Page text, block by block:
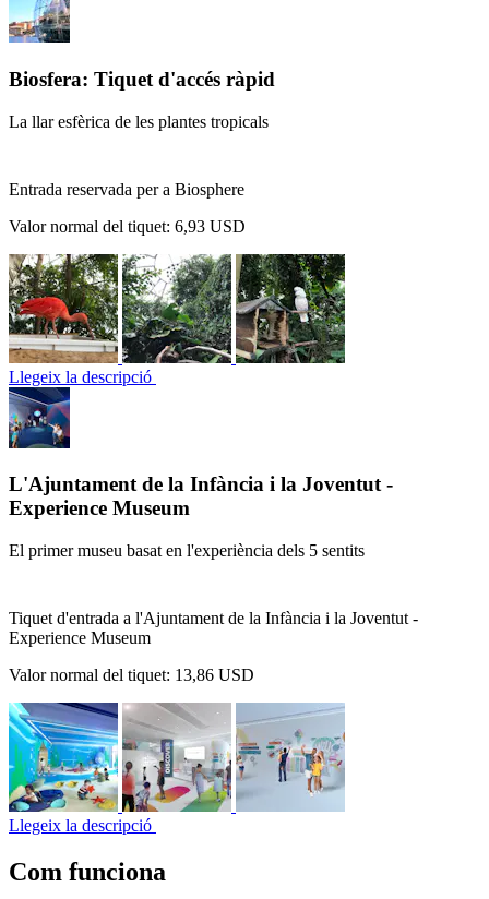
Biosfera: Tiquet d'accés ràpid
La llar esfèrica de les plantes tropicals
Entrada reservada per a Biosphere
Valor normal del tiquet: 6,93 USD
Llegeix la descripció
L'Ajuntament de la Infància i la Joventut -
Experience Museum
El primer museu basat en l'experiència dels 5 sentits
Tiquet d'entrada a l'Ajuntament de la Infància i la Joventut -
Experience Museum
Valor normal del tiquet: 13,86 USD
Llegeix la descripció
Com funciona